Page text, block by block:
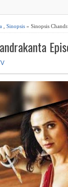
Sinopsis » Sinopsis